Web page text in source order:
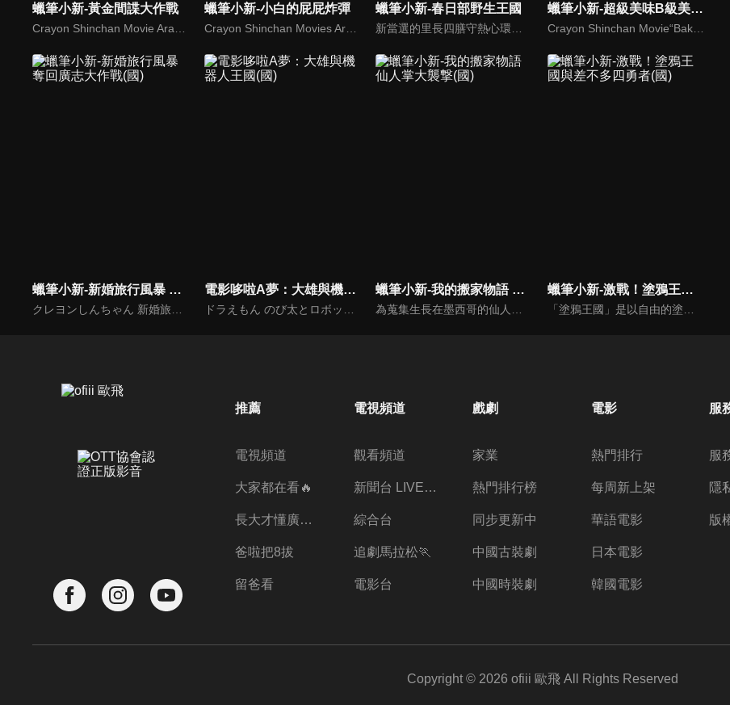
蠟筆小新-黃金間諜大作戰 蠟筆小新-小白的屁屁炸彈
Crayon Shinchan Movies Arashi Wo Yobu Utau Ketsudake Bakudan
蠟筆小新-春日部野生王國 蠟筆小新-超級美味B級美食大逃亡
Crayon Shinchan Movie“Baka uma!B-kyu Gourmet Servival”
蠟筆小新-新婚旅行風暴 奪回廣志大作戰(國) 電影哆啦A夢：大雄與機器人王國(國) 蠟筆小新-我的搬家物語 仙人掌大襲撃(國) 蠟筆小新-激戰！塗鴉王國與差不多四勇者(國)
推薦
電視頻道
大家都在看🔥
長大才懂廣志的偉大
爸啦把8拔
留爸看
電視頻道
觀看頻道
新聞台 LIVE 直播
綜合台
追劇馬拉松🏃
電影台
戲劇
家業
熱門排行榜
同步更新中
中國古裝劇
中國時裝劇
電影
熱門排行
每周新上架
華語電影
日本電影
韓國電影
服
服
隱
版
Copyright © 2026 ofiii 歐飛 All Rights Reserved